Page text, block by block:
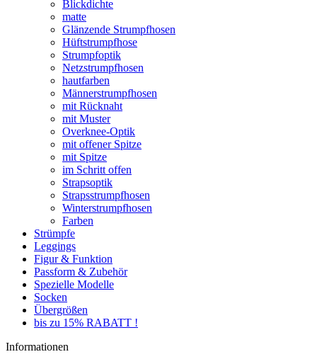
Blickdichte
matte
Glänzende Strumpfhosen
Hüftstrumpfhose
Strumpfoptik
Netzstrumpfhosen
hautfarben
Männerstrumpfhosen
mit Rücknaht
mit Muster
Overknee-Optik
mit offener Spitze
mit Spitze
im Schritt offen
Strapsoptik
Strapsstrumpfhosen
Winterstrumpfhosen
Farben
Strümpfe
Leggings
Figur & Funktion
Passform & Zubehör
Spezielle Modelle
Socken
Übergrößen
bis zu 15% RABATT !
Informationen